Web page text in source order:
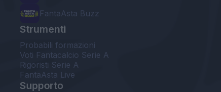
FantaAsta Buzz
Strumenti
Probabili formazioni
Voti Fantacalcio Serie A
Rigoristi Serie A
FantaAsta Live
Supporto